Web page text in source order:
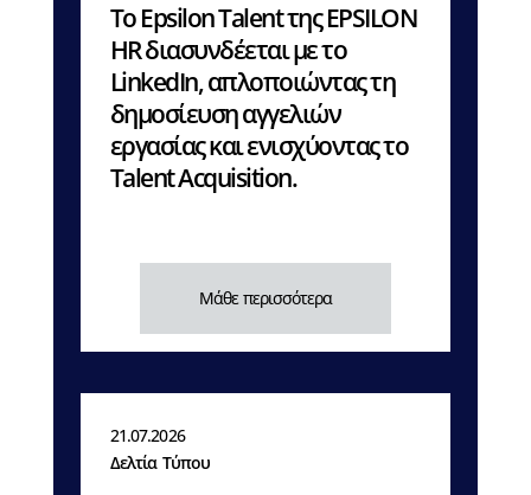
Το Epsilon Talent της EPSILON
HR διασυνδέεται με το
LinkedIn, απλοποιώντας τη
δημοσίευση αγγελιών
εργασίας και ενισχύοντας το
Talent Acquisition.
Μάθε περισσότερα
21.07.2026
Δελτία Τύπου